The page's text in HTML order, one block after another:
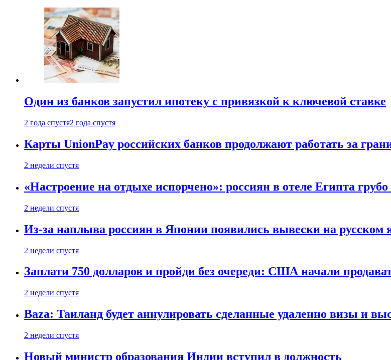
Один из банков запустил ипотеку с привязкой к ключевой ставке
2 года спустя2 года спустя
Карты UnionPay российских банков продолжают работать за
2 недели спустя
«Настроение на отдыхе испорчено»: россиян в отеле Египта
2 недели спустя
Из-за наплыва россиян в Японии появились вывески на русском
2 недели спустя
Заплати 750 долларов и пройди без очереди: США начали
2 недели спустя
Baza: Таиланд будет аннулировать сделанные удаленно визы и
2 недели спустя
Новый министр образования Индии вступил в должность